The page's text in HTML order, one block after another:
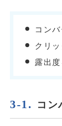
コン
クリ
露出
コ